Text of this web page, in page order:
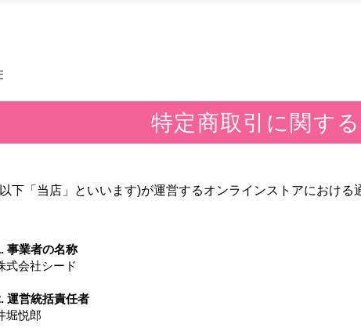
特定商取引に関す
下「当店」といいます)が運営するオンラインストアにおける
事業者の名称
式会社シード
運営統括責任者
堀悦郎